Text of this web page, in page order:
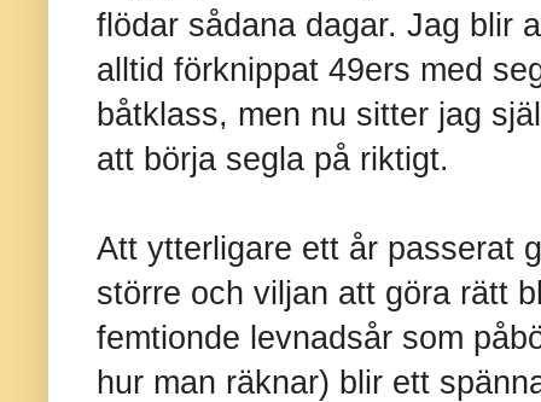
flödar sådana dagar. Jag blir
alltid förknippat 49ers med
båtklass, men nu sitter jag
att börja segla på riktigt.
Att ytterligare ett år passerat
större och viljan att göra rätt
femtionde levnadsår som
hur man räknar) blir ett